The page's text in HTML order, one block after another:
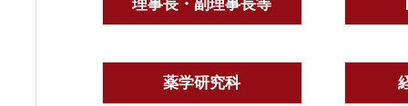
理事長・副理事長等
薬学研究科